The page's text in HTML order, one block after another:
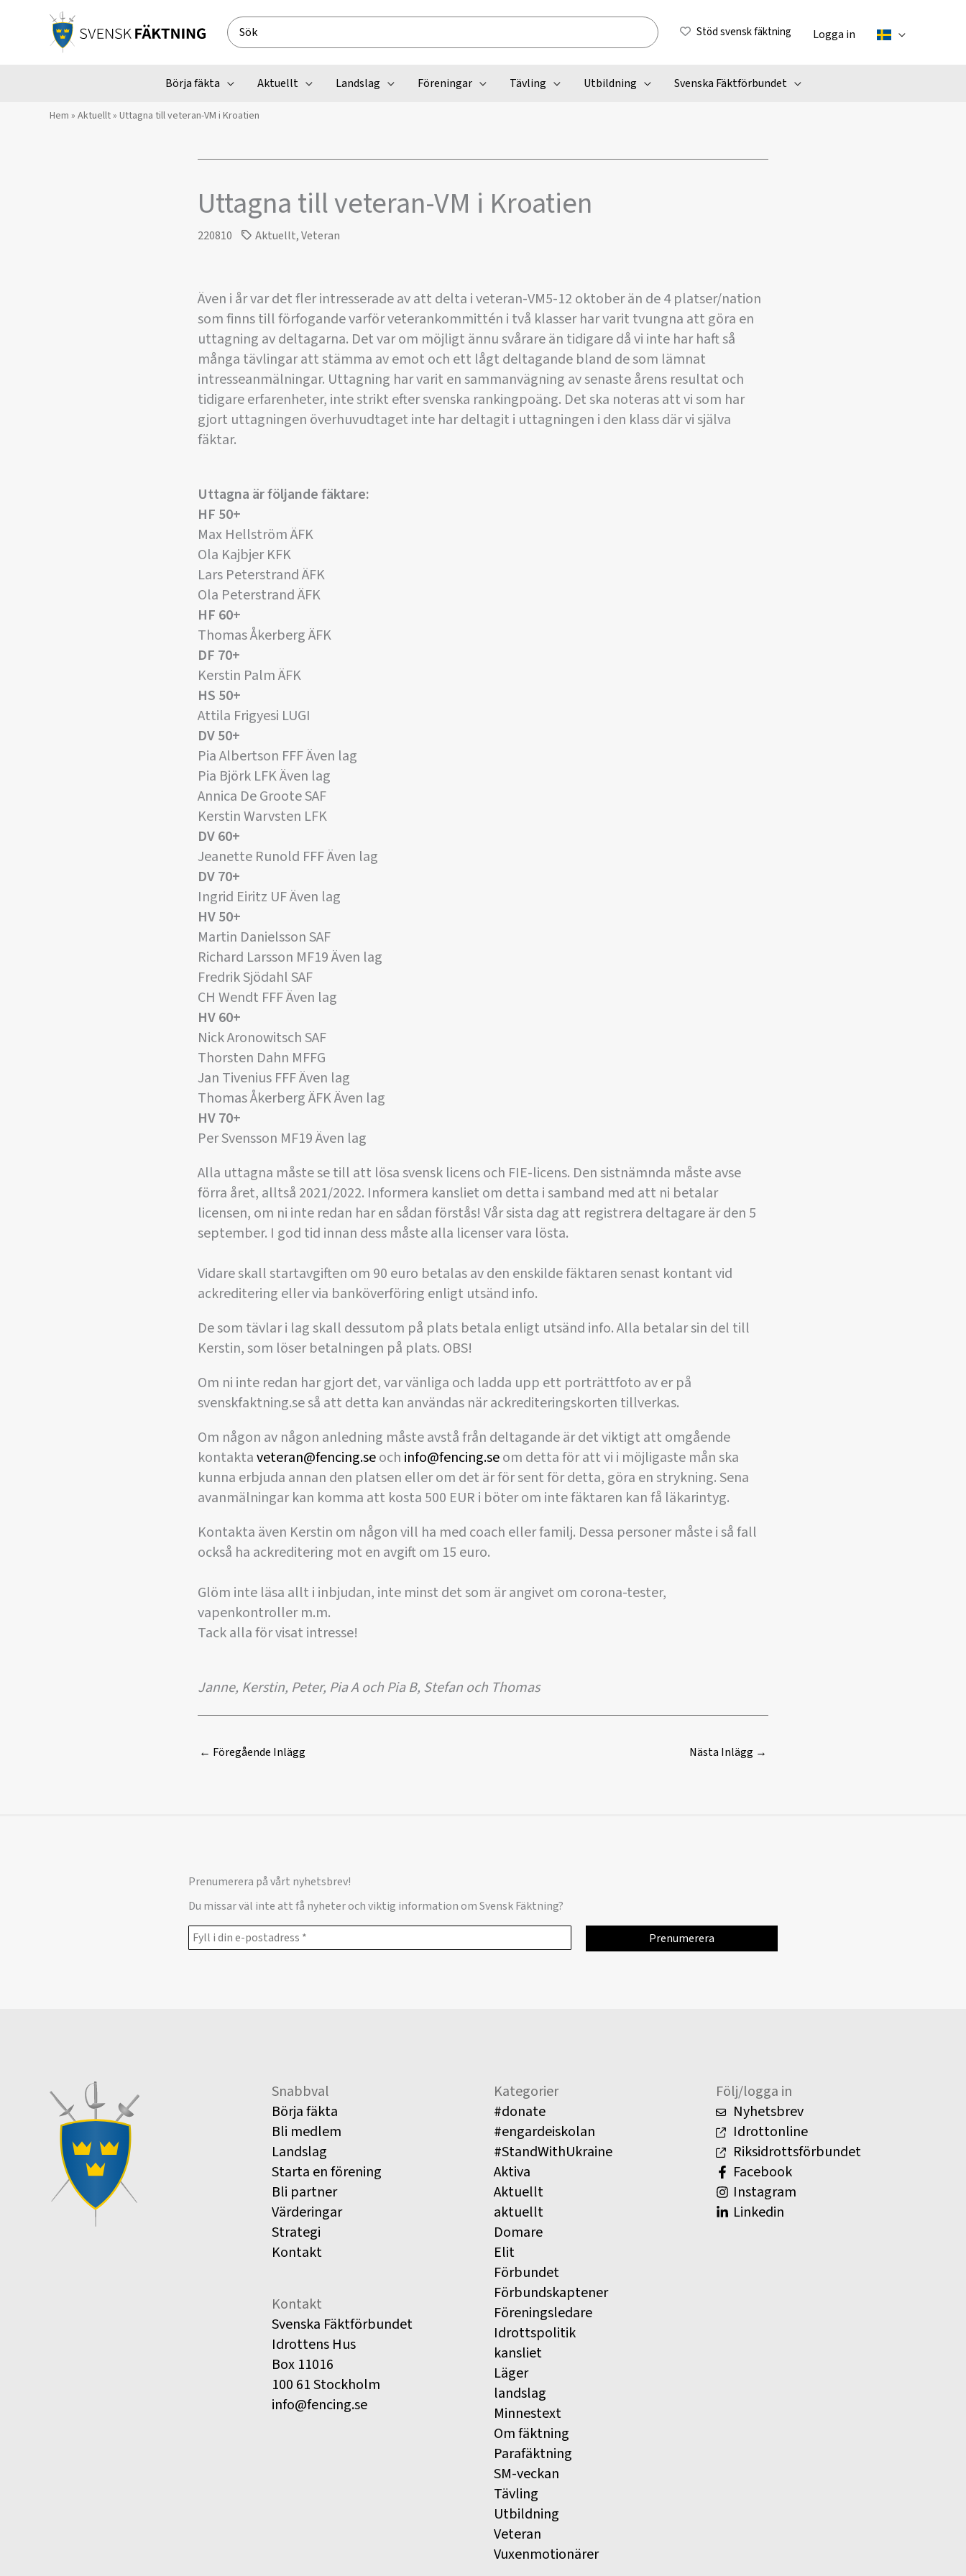
Search
for:
Stöd svensk fäktning Logga in
Börja fäkta Aktuellt Landslag Föreningar Tävling Utbildning Svenska Fäktförbundet
Hem » Aktuellt» Uttagna till veteran-VM i Kroatien
Uttagna till veteran-VM i Kroatien
220810 Aktuellt,Veteran
Även i år var det fler intresserade av att delta i veteran-VM5-12 oktober än de 4 platser/nation
som finns till förfogande varför veterankommittén i två klasser har varit tvungna att göra en
uttagning av deltagarna. Det var om möjligt ännu svårare än tidigare då vi inte har haft så
många tävlingar att stämma av emot och ett lågt deltagande bland de som lämnat
intresseanmälningar. Uttagning har varit en sammanvägning av senaste årens resultat och
tidigare erfarenheter, inte strikt efter svenska rankingpoäng. Det ska noteras att vi som har
gjort uttagningen överhuvudtaget inte har deltagit i uttagningen i den klass där vi själva
fäktar.
Uttagna är följande fäktare:
HF 50+
Max Hellström ÄFK
Ola Kajbjer KFK
Lars Peterstrand ÄFK
Ola Peterstrand ÄFK
HF 60+
Thomas Åkerberg ÄFK
DF 70+
Kerstin Palm ÄFK
HS 50+
Attila Frigyesi LUGI
DV 50+
Pia Albertson FFF Även lag
Pia Björk LFK Även lag
Annica De Groote SAF
Kerstin Warvsten LFK
DV 60+
Jeanette Runold FFF Även lag
DV 70+
Ingrid Eiritz UF Även lag
HV 50+
Martin Danielsson SAF
Richard Larsson MF19 Även lag
Fredrik Sjödahl SAF
CH Wendt FFF Även lag
HV 60+
Nick Aronowitsch SAF
Thorsten Dahn MFFG
Jan Tivenius FFF Även lag
Thomas Åkerberg ÄFK Även lag
HV 70+
Per Svensson MF19 Även lag
Alla uttagna måste se till att lösa svensk licens och FIE-licens. Den sistnämnda måste avse
förra året, alltså 2021/2022. Informera kansliet om detta i samband med att ni betalar
licensen, om ni inte redan har en sådan förstås! Vår sista dag att registrera deltagare är den 5
september. I god tid innan dess måste alla licenser vara lösta.
Vidare skall startavgiften om 90 euro betalas av den enskilde fäktaren senast kontant vid
ackreditering eller via banköverföring enligt utsänd info.
De som tävlar i lag skall dessutom på plats betala enligt utsänd info. Alla betalar sin del till
Kerstin, som löser betalningen på plats. OBS!
Om ni inte redan har gjort det, var vänliga och ladda upp ett porträttfoto av er på
svenskfaktning.se så att detta kan användas när ackrediteringskorten tillverkas.
Om någon av någon anledning måste avstå från deltagande är det viktigt att omgående
kontaktaveteran@fencing.seoch info@fencing.seom detta för att vi i möjligaste mån ska
kunna erbjuda annan den platsen eller om det är för sent för detta, göra en strykning. Sena
avanmälningar kan komma att kosta 500 EUR i böter om inte fäktaren kan få läkarintyg.
Kontakta även Kerstin om någon vill ha med coach eller familj. Dessa personer måste i så fall
också ha ackreditering mot en avgift om 15 euro.
Glöm inte läsa allt i inbjudan, inte minst det som är angivet om corona-tester,
vapenkontroller m.m.
Tack alla för visat intresse!
Janne, Kerstin, Peter, Pia A och Pia B, Stefan och Thomas
← Föregående Inlägg Nästa Inlägg →
Prenumerera på vårt nyhetsbrev!
Du missar väl inte att få nyheter och viktig information om Svensk Fäktning?
Snabbval
Börja fäkta
Bli medlem
Landslag
Starta en förening
Bli partner
Värderingar
Strategi
Kontakt
Kontakt
Svenska Fäktförbundet
Idrottens Hus
Box 11016
100 61 Stockholm
info@fencing.se
Kategorier
#donate
#engardeiskolan
#StandWithUkraine
Aktiva
Aktuellt
aktuellt
Domare
Elit
Förbundet
Förbundskaptener
Föreningsledare
Idrottspolitik
kansliet
Läger
landslag
Minnestext
Om fäktning
Parafäktning
SM-veckan
Tävling
Utbildning
Veteran
Vuxenmotionärer
Följ/logga in
Nyhetsbrev
Idrottonline
Riksidrottsförbundet
Facebook
Instagram
Linkedin